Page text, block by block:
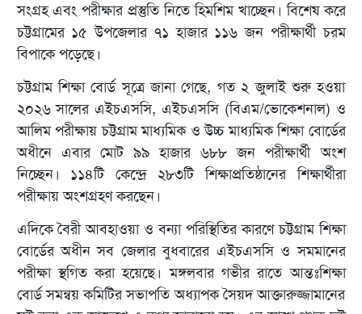
সংগ্রহ এবং পরীক্ষার প্রস্তুতি নিতে হিমশিম খাচ্ছেন। বিশেষ করে
চট্টগ্রামের ১৫ উপজেলার ৭১ হাজার ১১৬ জন পরীক্ষার্থী চরম
বিপাকে পড়েছে।
চট্টগ্রাম শিক্ষা বোর্ড সূত্রে জানা গেছে, গত ২ জুলাই শুরু হওয়া
২০২৬ সালের এইচএসসি, এইচএসসি (বিএম/ভোকেশনাল) ও
আলিম পরীক্ষায় চট্টগ্রাম মাধ্যমিক ও উচ্চ মাধ্যমিক শিক্ষা বোর্ডের
অধীনে এবার মোট ৯৯ হাজার ৬৮৮ জন পরীক্ষার্থী অংশ
নিচ্ছেন। ১১৪টি কেন্দ্রে ২৮৩টি শিক্ষাপ্রতিষ্ঠানের শিক্ষার্থীরা
পরীক্ষায় অংশগ্রহণ করছেন।
এদিকে বৈরী আবহাওয়া ও বন্যা পরিস্থিতির কারণে চট্টগ্রাম শিক্ষা
বোর্ডের অধীন সব জেলার বুধবারের এইচএসসি ও সমমানের
পরীক্ষা স্থগিত করা হয়েছে। মঙ্গলবার গভীর রাতে আন্তঃশিক্ষা
বোর্ড সমন্বয় কমিটির সভাপতি অধ্যাপক সৈয়দ আক্তারুজ্জামানের